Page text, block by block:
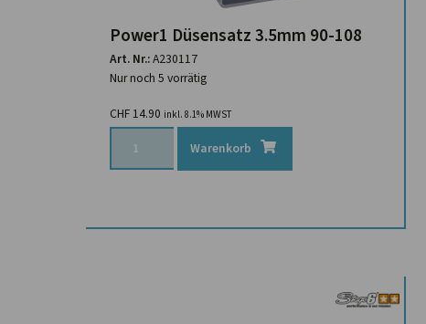
Power1 Düsensatz 3.5mm 90-108
Art. Nr.:A230117
Nur noch 5 vorrätig
CHF 14.90 inkl. 8.1% MWST
Warenkorb